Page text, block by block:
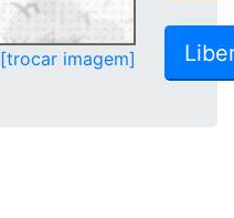
[trocar imagem]